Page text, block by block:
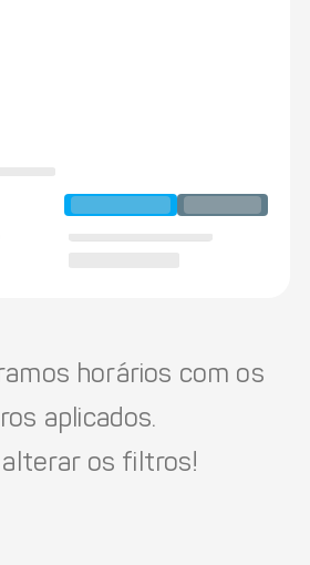
horários com os
aplicados.
os filtros!